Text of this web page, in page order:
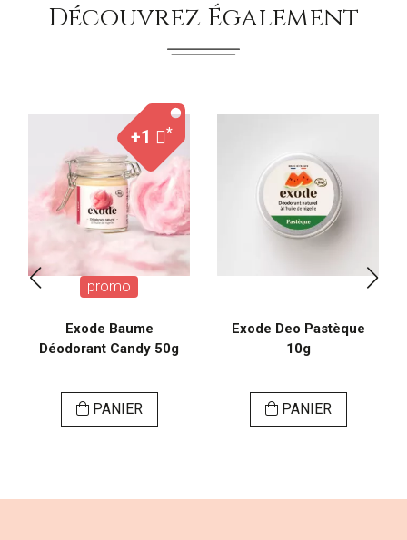
Découvrez Également
+1 *
promo
Exode Baume
Déodorant Candy 50g
PANIER
Exode Deo Pastèque
10g
PANIER